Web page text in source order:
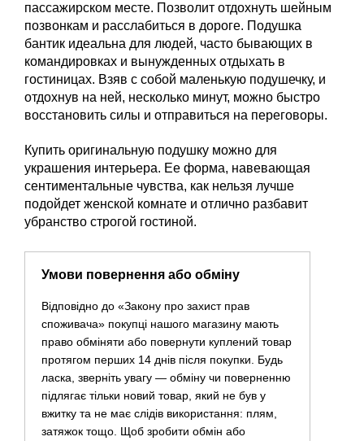
пассажирском месте. Позволит отдохнуть шейным
позвонкам и расслабиться в дороге. Подушка
бантик идеальна для людей, часто бывающих в
командировках и вынужденных отдыхать в
гостиницах. Взяв с собой маленькую подушечку, и
отдохнув на ней, несколько минут, можно быстро
восстановить силы и отправиться на переговоры.
Купить оригинальную подушку можно для
украшения интерьера. Ее форма, навевающая
сентиментальные чувства, как нельзя лучше
подойдет женской комнате и отлично разбавит
убранство строгой гостиной.
Умови повернення або обміну
Відповідно до «Закону про захист прав
споживача» покупці нашого магазину мають
право обміняти або повернути куплений товар
протягом перших 14 днів після покупки. Будь
ласка, зверніть увагу — обміну чи поверненню
підлягає тільки новий товар, який не був у
вжитку та не має слідів використання: плям,
затяжок тощо. Щоб зробити обмін або